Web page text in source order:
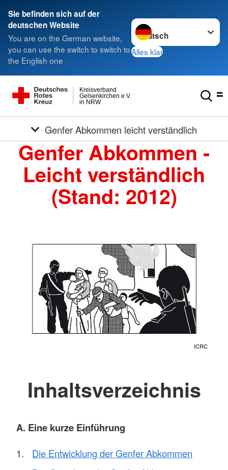
Sie befinden sich auf der
deutschen Website
You are on the German website,
you can use the switch to switch to
the English one
Sprache wechseln zu
Alles klar
in NRW
Gelsenkirchen e.V.
Kreisverband
Genfer Abkommen leicht verständlich
Genfer Abkommen -
Leicht verständlich
(Stand: 2012)
ICRC
Inhaltsverzeichnis
A. Eine kurze Einführung
Die Entwicklung der Genfer Abkommen